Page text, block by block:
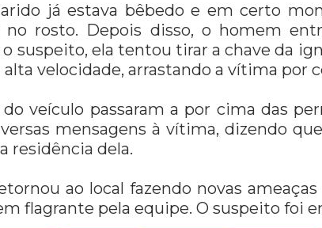
já estava bêbedo e em certo
no rosto. Depois disso, o homem
suspeito, ela tentou tirar a chave da
velocidade, arrastando a vítima por
veículo passaram a por cima das
mensagens à vítima, dizendo
residência dela.
ao local fazendo novas
flagrante pela equipe. O suspeito foi